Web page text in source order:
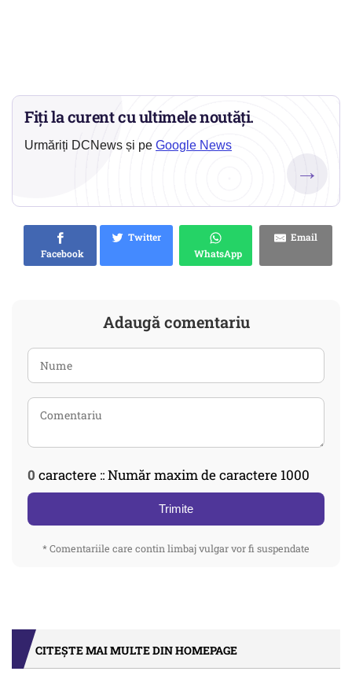
Fiți la curent cu ultimele noutăți.
Urmăriți DCNews și pe Google News
→
Facebook
Twitter
WhatsApp
Email
Adaugă comentariu
0 caractere :: Număr maxim de caractere 1000
Trimite
* Comentariile care contin limbaj vulgar vor fi suspendate
CITEȘTE MAI MULTE DIN HOMEPAGE